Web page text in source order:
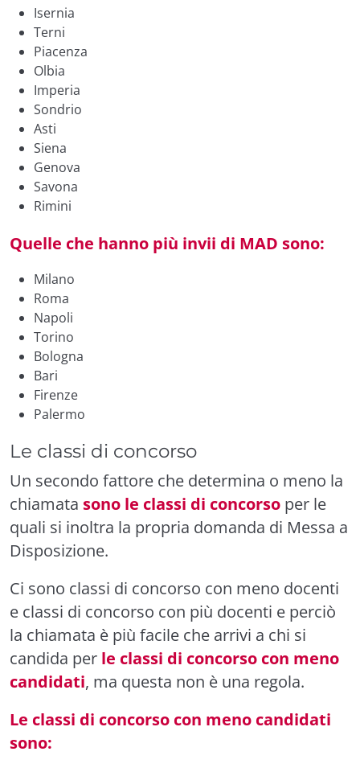
Isernia
Terni
Piacenza
Olbia
Imperia
Sondrio
Asti
Siena
Genova
Savona
Rimini
Quelle che hanno più invii di MAD sono:
Milano
Roma
Napoli
Torino
Bologna
Bari
Firenze
Palermo
Le classi di concorso
Un secondo fattore che determina o meno la
chiamata sono le classi di concorso per le
quali si inoltra la propria domanda di Messa a
Disposizione.
Ci sono classi di concorso con meno docenti
e classi di concorso con più docenti e perciò
la chiamata è più facile che arrivi a chi si
candida per le classi di concorso con meno
candidati, ma questa non è una regola.
Le classi di concorso con meno candidati
sono: